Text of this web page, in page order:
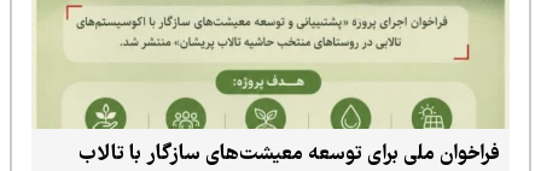
فراخوان ملی برای توسعه معیشت‌های سازگار با تالاب